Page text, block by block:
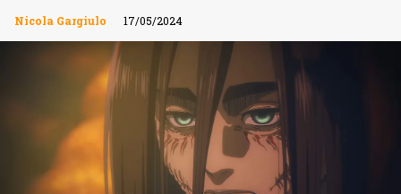
Nicola Gargiulo 17/05/2024